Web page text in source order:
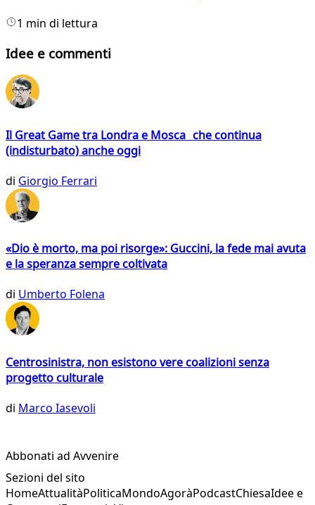
1 min di lettura
Idee e commenti
Il Great Game tra Londra e Mosca che continua
(indisturbato) anche oggi
di Giorgio Ferrari
«Dio è morto, ma poi risorge»: Guccini, la fede mai avuta
e la speranza sempre coltivata
di Umberto Folena
Centrosinistra, non esistono vere coalizioni senza
progetto culturale
di Marco Iasevoli
Abbonati ad Avvenire
Sezioni del sito
HomeAttualitàPoliticaMondoAgoràPodcastChiesaIdee e